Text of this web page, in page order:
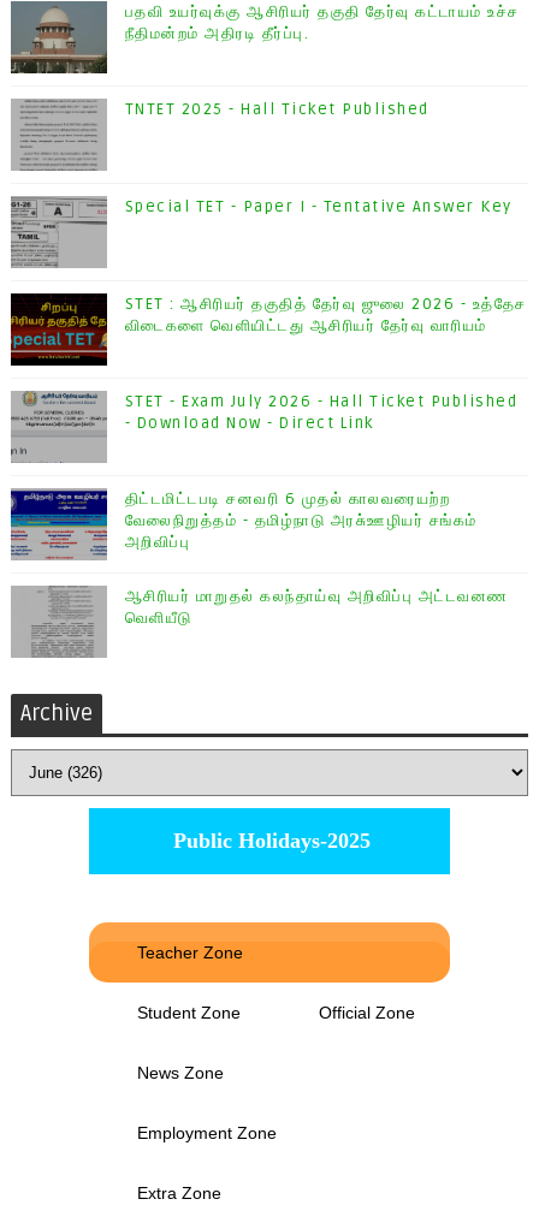
பதவி உயர்வுக்கு ஆசிரியர் தகுதி தேர்வு கட்டாயம் உச்ச
நீதிமன்றம் அதிரடி தீர்ப்பு.
TNTET 2025 - Hall Ticket Published
Special TET - Paper I - Tentative Answer Key
STET : ஆசிரியர் தகுதித் தேர்வு ஜுலை 2026 - உத்தேச
விடைகளை வெளியிட்டது ஆசிரியர் தேர்வு வாரியம்
STET - Exam July 2026 - Hall Ticket Published
- Download Now - Direct Link
திட்டமிட்டபடி சனவரி 6 முதல் காலவரையற்ற
வேலைநிறுத்தம் - தமிழ்நாடு அரசு்ஊழியர் சங்கம்
அறிவிப்பு
ஆசிரியர் மாறுதல் கலந்தாய்வு அறிவிப்பு அட்டவனண
வெளியீடு
Archive
Public Holidays-2025
Teacher Zone
Student Zone Official Zone
News Zone
Employment Zone
Extra Zone